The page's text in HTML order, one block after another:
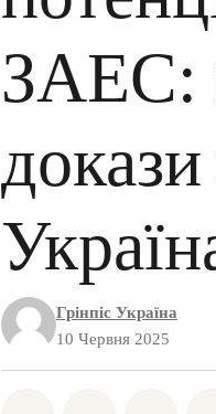
ЗАЕС:
Грінпіс Україна
10 Червня 2025